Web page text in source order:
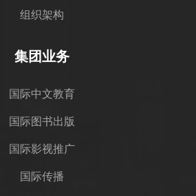
组织架构
集团业务
国际中文教育
国际图书出版
国际影视推广
国际传播